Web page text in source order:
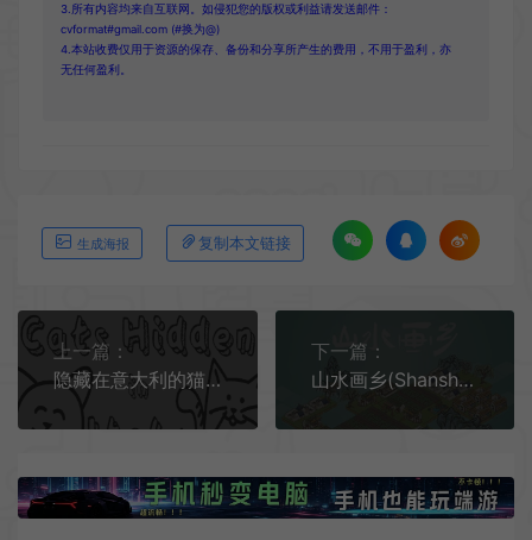
3.所有内容均来自互联网。如侵犯您的版权或利益请发送邮件：
cvformat#gmail.com (#换为@)
4.本站收费仅用于资源的保存、备份和分享所产生的费用，不用于盈利，亦
无任何盈利。
生成海报 复制本文链接
上一篇：
隐藏在意大利的猫(Cats Hidden in Italy)简中|PC|PUZ|猫咪隐藏益智休闲游戏
下一篇：
山水画乡(Shanshui Haven)简中|PC|PUZ|休闲建筑放置游戏